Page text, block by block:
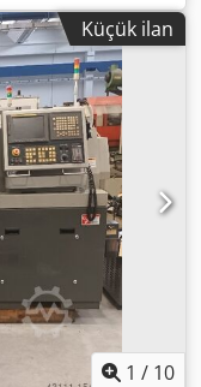
Küçük ilan
1 / 10